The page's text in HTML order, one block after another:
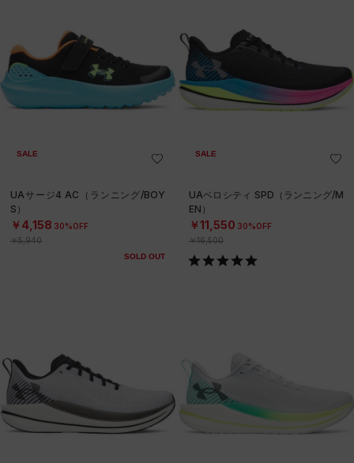
SALE
UAサージ4 AC（ランニング/BOY
S）
￥4,158 30%OFF
￥5,940
SOLD OUT
SALE
UAベロシティ SPD（ランニング/M
EN）
￥11,550 30%OFF
￥16,500